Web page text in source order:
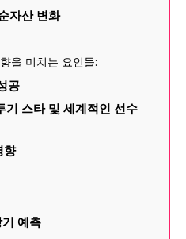
자산 변화
을 미치는 요인들:
공
기 스타 및 세계적인 선수
향
예측